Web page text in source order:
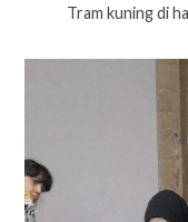
Tram kuning di